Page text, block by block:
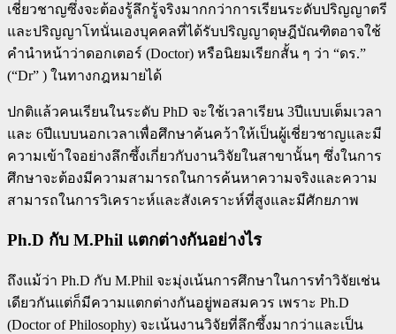
เชี่ยวชาญซึ่งจะต้องรู้ลึกรู้จริงมากกว่าการเรียนระดับปริญญาตรี
และปริญญาโทนั่นเองบุคคลที่ได้รับปริญญาดุษฎีบัณฑิตอาจใช้
คำนำหน้าว่าดอกเตอร์ (Doctor) หรือนิยมเรียกสั้น ๆ ว่า “ดร.”
(“Dr” ) ในทางกฎหมายได้
ปกติแล้วคนเรียนในระดับ PhD จะใช้เวลาเรียน 3ปีแบบเต็มเวลา
และ 6ปีแบบนอกเวลาเพื่อศึกษาค้นคว้าให้เป็นผู้เชี่ยวชาญและมี
ความเข้าใจอย่างลึกซึ้งเกี่ยวกับงานวิจัยในสาขานั้นๆ ซึ่งในการ
ศึกษาจะต้องมีความสามารถในการค้นหาความจริงและความ
สามารถในการวิเคราะห์และสังเคราะห์ที่สูงและมีศักยภาพ
Ph.D กับ M.Phil แตกต่างกันอย่างไร
ถึงแม้ว่า Ph.D กับ M.Phil จะมุ่งเน้นการศึกษาในการทำวิจัยเช่น
เดียวกันแต่ก็มีความแตกต่างกันอยู่พอสมควร เพราะ Ph.D
(Doctor of Philosophy) จะเน้นงานวิจัยที่ลึกซึ้งมากว่าและเป็น